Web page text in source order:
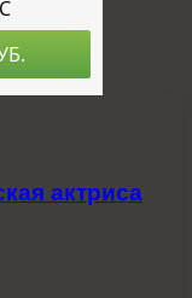
актриса